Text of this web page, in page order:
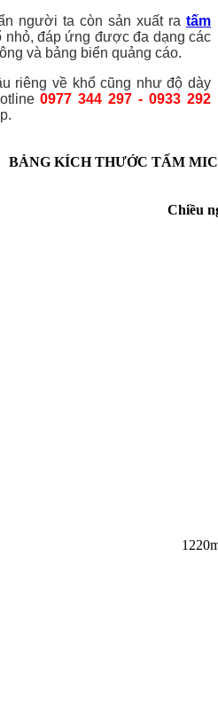
người ta còn sản xuất ra tấm
nhỏ, đáp ứng được đa dạng các
và bảng biển quảng cáo.
riêng về khổ cũng như độ dày
0977 344 297 - 0933 292
BẢNG KÍCH THƯỚC TẤM
Chiều